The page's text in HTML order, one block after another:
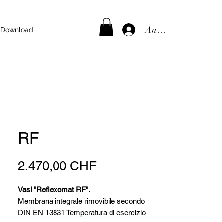
Download Anmelden
RF
2.470,00 CHFPreis
Vasi "Reflexomat RF".
Membrana integrale rimovibile secondo
DIN EN 13831 Temperatura di esercizio